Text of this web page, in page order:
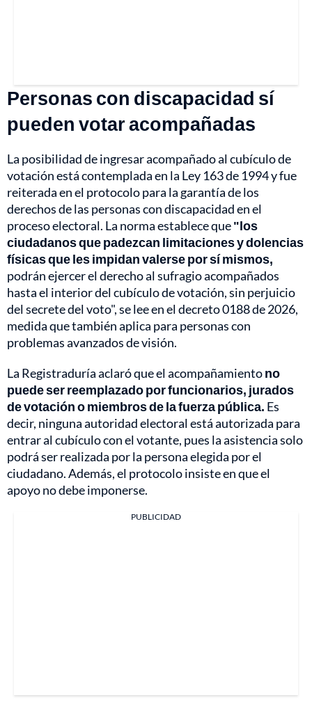
Personas con discapacidad sí
pueden votar acompañadas
La posibilidad de ingresar acompañado al cubículo de
votación está contemplada en la Ley 163 de 1994 y fue
reiterada en el protocolo para la garantía de los
derechos de las personas con discapacidad en el
proceso electoral. La norma establece que"los
ciudadanos que padezcan limitaciones y dolencias
físicas que les impidan valerse por sí mismos,
podrán ejercer el derecho al sufragio acompañados
hasta el interior del cubículo de votación, sin perjuicio
del secrete del voto", se lee en el decreto 0188 de 2026,
medida que también aplica para personas con
problemas avanzados de visión.
La Registraduría aclaró que el acompañamientono
puede ser reemplazado por funcionarios, jurados
de votación o miembros de la fuerza pública. Es
decir, ninguna autoridad electoral está autorizada para
entrar al cubículo con el votante, pues la asistencia solo
podrá ser realizada por la persona elegida por el
ciudadano. Además, el protocolo insiste en que el
apoyo no debe imponerse.
PUBLICIDAD